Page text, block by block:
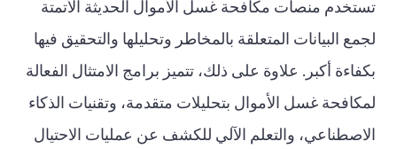
تستخدم منصات مكافحة غسل الأموال الحديثة الأتمتة
لجمع البيانات المتعلقة بالمخاطر وتحليلها والتحقيق فيها
بكفاءة أكبر. علاوة على ذلك، تتميز برامج الامتثال الفعالة
لمكافحة غسل الأموال بتحليلات متقدمة، وتقنيات الذكاء
الاصطناعي، والتعلم الآلي للكشف عن عمليات الاحتيال